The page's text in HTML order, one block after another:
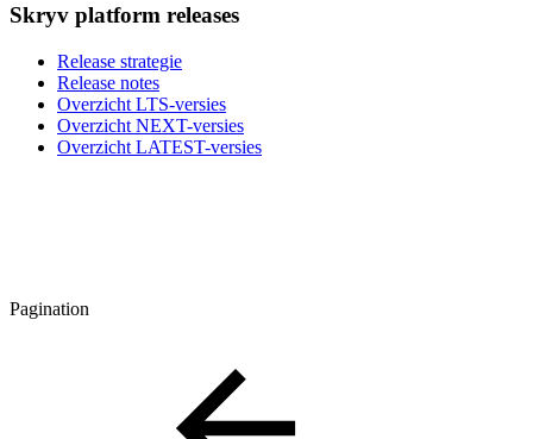
Skryv platform releases
Release strategie
Release notes
Overzicht LTS-versies
Overzicht NEXT-versies
Overzicht LATEST-versies
Pagination